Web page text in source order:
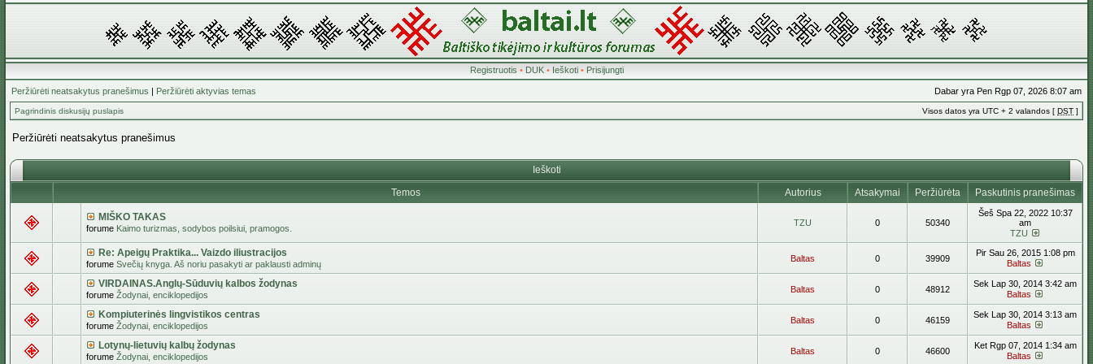
Registruotis • DUK• Ieškoti• Prisijungti
Peržiūrėti neatsakytus pranešimus | Peržiūrėti aktyvias temas Dabar yra Pen Rgp 07, 2026 8:07 am
Pagrindinis diskusijų puslapis Visos datos yra UTC + 2 valandos [ DST ]
Peržiūrėti neatsakytus pranešimus
Ieškoti
Temos
Autorius Atsakymai Peržiūrėta Paskutinis pranešimas
MIŠKO TAKAS
forume Kaimo turizmas, sodybos poilsiui, pramogos.
TZU 0 50340
Šeš Spa 22, 2022 10:37
am
TZU
Re: Apeigų Praktika... Vaizdo iliustracijos
forume Svečių knyga. Aš noriu pasakyti ar paklausti adminų
Baltas 0 39909
Pir Sau 26, 2015 1:08 pm
Baltas
VIRDAINAS.Anglų-Sūduvių kalbos žodynas
forume Žodynai, enciklopedijos
Baltas 0 48912
Sek Lap 30, 2014 3:42 am
Baltas
Kompiuterinės lingvistikos centras
forume Žodynai, enciklopedijos
Baltas 0 46159
Sek Lap 30, 2014 3:13 am
Baltas
Lotynų-lietuvių kalbų žodynas
forume Žodynai, enciklopedijos
Baltas 0 46600
Ket Rgp 07, 2014 1:34 am
Baltas